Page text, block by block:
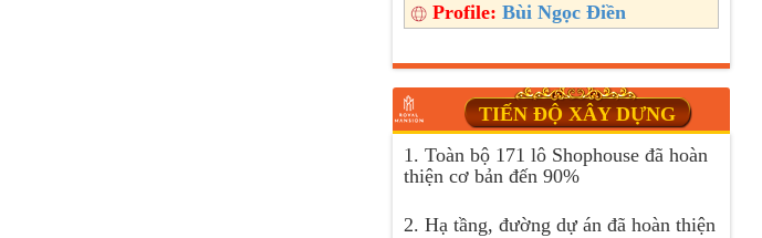
Profile: Bùi Ngọc Điền
TIẾN ĐỘ XÂY DỰNG
1. Toàn bộ 171 lô Shophouse đã hoàn
thiện cơ bản đến 90%
2. Hạ tầng, đường dự án đã hoàn thiện